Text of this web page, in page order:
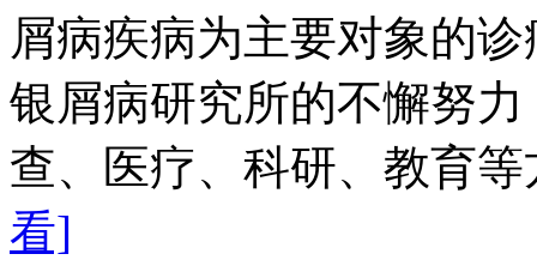
屑病疾病为主要对象的
银屑病研究所的不懈努
查、医疗、科研、教育
看]